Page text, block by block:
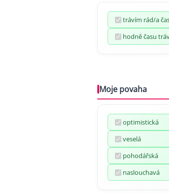
trávím rád/a
hodně času
Moje povaha
optimistická
veselá
pohodářská
naslouchavá